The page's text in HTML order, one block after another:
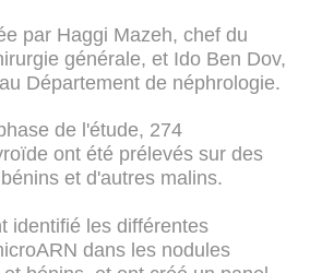
par Haggi Mazeh, chef du
générale, et Ido Ben Dov,
Département de néphrologie.
de l'étude, 274
ont été prélevés sur des
et d'autres malins.
identifié les différentes
dans les nodules